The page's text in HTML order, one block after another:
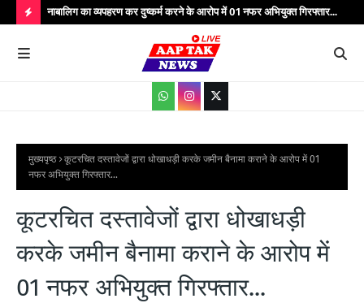
O
S
नाबालिग का व्यपहरण कर दुष्कर्म करने के आरोप में 01 नफर अभियुक्त गिरफ्तार...
मुख्यपृष्ठ
कूटरचित दस्तावेजों द्वारा धोखाधड़ी करके जमीन बैनामा कराने के आरोप में 01
नफर अभियुक्त गिरफ्तार...
कूटरचित दस्तावेजों द्वारा धोखाधड़ी
करके जमीन बैनामा कराने के आरोप में
01 नफर अभियुक्त गिरफ्तार...